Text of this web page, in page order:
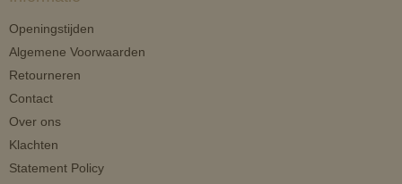
Openingstijden
Algemene Voorwaarden
Retourneren
Contact
Over ons
Klachten
Statement Policy